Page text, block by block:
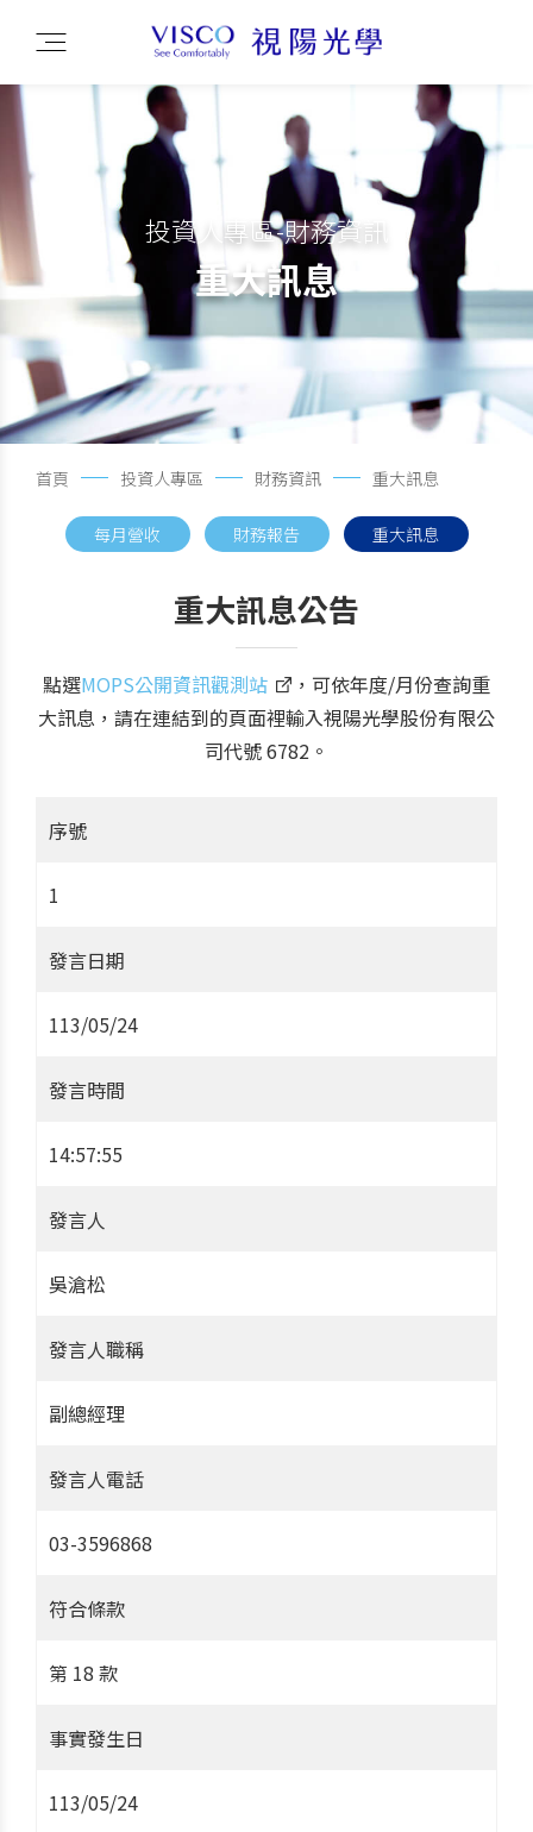
投資人專區-財務資訊
重大訊息
首頁 投資人專區 財務資訊 重大訊息
每月營收 財務報告 重大訊息
重大訊息公告
點選MOPS公開資訊觀測站
，可依年度/月份查詢重
大訊息，請在連結到的頁面裡輸入視陽光學股份有限公
司代號 6782。
序號
1
發言日期
113/05/24
發言時間
14:57:55
發言人
吳滄松
發言人職稱
副總經理
發言人電話
03-3596868
符合條款
第 18 款
事實發生日
113/05/24